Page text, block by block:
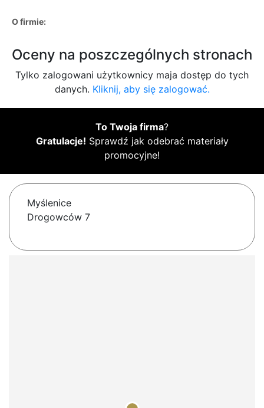
O firmie:
Oceny na poszczególnych stronach
Tylko zalogowani użytkownicy maja dostęp do tych
danych. Kliknij, aby się zalogować.
To Twoja firma?
Gratulacje! Sprawdź jak odebrać materiały
promocyjne!
Myślenice
Drogowców 7